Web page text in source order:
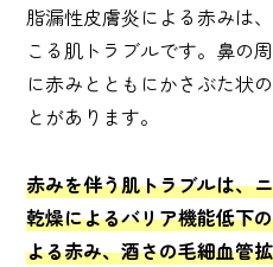
脂漏性皮膚炎による赤みは
こる肌トラブルです。鼻の
に赤みとともにかさぶた状
とがあります。
赤みを伴う肌トラブルは、
乾燥によるバリア機能低下
よる赤み、酒さの毛細血管